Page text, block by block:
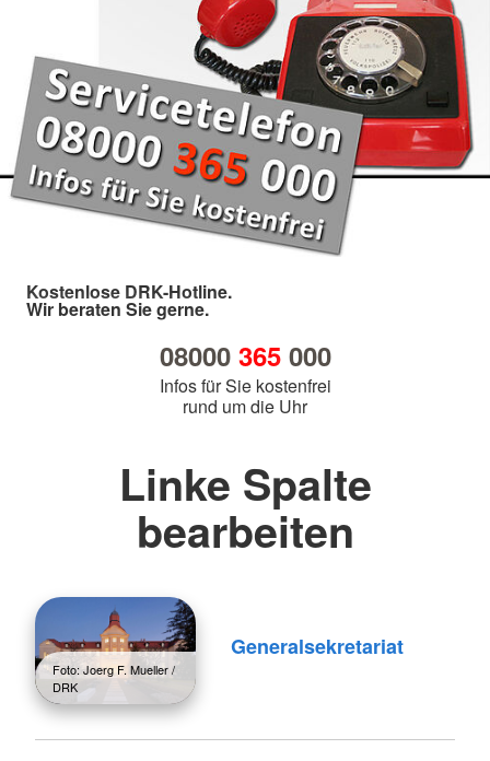
Kostenlose DRK-Hotline.
Wir beraten Sie gerne.
08000 365000
Infos für Sie kostenfrei
rund um die Uhr
Linke Spalte
bearbeiten
Foto: Joerg F. Mueller /
DRK
Generalsekretariat